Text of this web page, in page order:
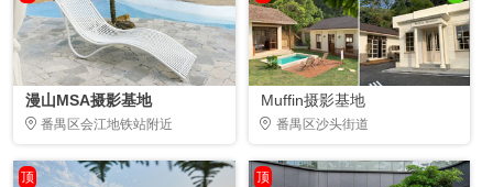
漫山MSA摄影基地
番禺区会江地铁站附近
Muffin摄影基地
番禺区沙头街道
顶 顶